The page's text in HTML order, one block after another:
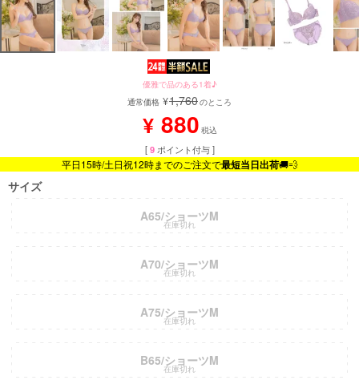
優雅で品のある1着♪
通常価格 ¥1,760のところ
¥ 880 税込
[ 9 ポイント付与 ]
平日15時/土日祝12時までのご注文で最短当日出荷🚚💨
サイズ
A65/ショーツM
在庫切れ
A70/ショーツM
在庫切れ
A75/ショーツM
在庫切れ
B65/ショーツM
在庫切れ